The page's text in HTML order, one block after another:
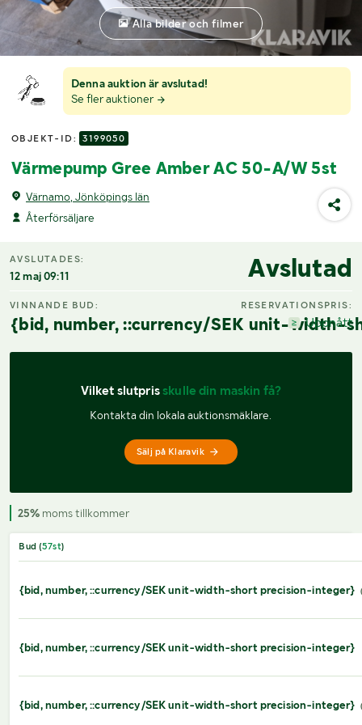
Denna auktion är avslutad!
Se fler auktioner
OBJEKT-ID: 3199050
Värmepump Gree Amber AC 50-A/W 5st
Värnamo, Jönköpings län
Återförsäljare
Alla bilder och filmer
AVSLUTADES:
12 maj 09:11 Avslutad
VINNANDE BUD:
{bid, number, ::currency/SEK unit-width-
RESERVATIONSPRIS:
Uppnått
Vilket slutpris skulle din maskin få?
Kontakta din lokala auktionsmäklare.
Sälj på Klaravik
25% moms tillkommer
Bud (57st)
{bid, number, ::currency/SEK unit-width-short precision-integer}
{bid, number, ::currency/SEK unit-width-short precision-integer}
{bid, number, ::currency/SEK unit-width-short precision-integer}